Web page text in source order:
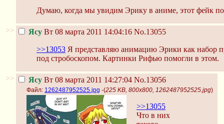
Думаю, когда мы увидим Эрику в аниме, этот фейк
>> Ясу Вт 08 марта 2011 14:04:16 No.13055
>>13053 Я представляю анимацию Эрики как набор
под стробоскопом. Картинки Рифью помогли в этом.
>> Ясу Вт 08 марта 2011 14:27:04 No.13056
Файл: 1262487952525.jpg -(225 KB, 800x800, 1262487952525.jpg)
>>13055
Что в них